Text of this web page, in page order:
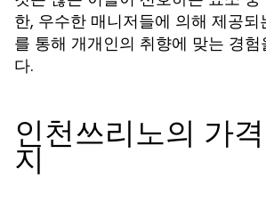
한, 우수한 매니저들에 의해 제공
를 통해 개개인의 취향에 맞는 경험
다.
인천쓰리노의 가
지